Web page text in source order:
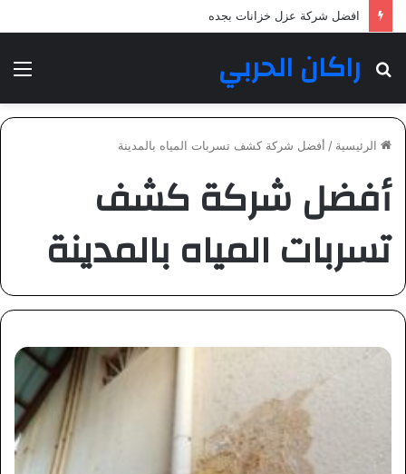
افضل شركة عزل خزانات بجده
راكان الحربيبحث
الرئيسية / أفضل شركة كشف تسربات المياه بالمدينة
أفضل شركة كشف
تسربات المياه بالمدينة